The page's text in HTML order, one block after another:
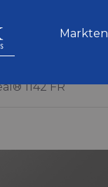
1142 FR
Markten